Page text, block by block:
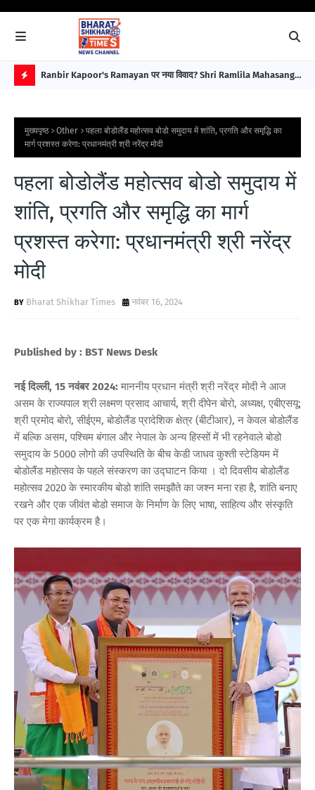
O
P
O
S
Ranbir Kapoor's Ramayan पर नया विवाद? Shri Ramlila Mahasangh
मुख्यपृष्ठ Other
पहला बोडोलैंड महोत्सव बोडो समुदाय में शांति, प्रगति और समृद्धि का
मार्ग प्रशस्त करेगा: प्रधानमंत्री श्री नरेंद्र मोदी
पहला बोडोलैंड महोत्सव बोडो समुदाय में
शांति, प्रगति और समृद्धि का मार्ग
प्रशस्त करेगा: प्रधानमंत्री श्री नरेंद्र
मोदी
Bharat Shikhar Times नवंबर 16, 2024
Published by : BST News Desk
नई दिल्ली, 15 नवंबर 2024: माननीय प्रधान मंत्री श्री नरेंद्र मोदी ने आज
असम के राज्यपाल श्री लक्ष्मण प्रसाद आचार्य, श्री दीपेन बोरो, अध्यक्ष, एबीएसयू;
श्री प्रमोद बोरो, सीईएम, बोडोलैंड प्रादेशिक क्षेत्र (बीटीआर), न केवल बोडोलैंड
में बल्कि असम, पश्चिम बंगाल और नेपाल के अन्य हिस्सों में भी रहनेवाले बोडो
समुदाय के 5000 लोगो की उपस्थिति के बीच केडी जाधव कुश्ती स्टेडियम में
बोडोलैंड महोत्सव के पहले संस्करण का उद्घाटन किया । दो दिवसीय बोडोलैंड
महोत्सव 2020 के स्मारकीय बोडो शांति समझौते का जश्न मना रहा है, शांति बनाए
रखने और एक जीवंत बोडो समाज के निर्माण के लिए भाषा, साहित्य और संस्कृति
पर एक मेगा कार्यक्रम है।